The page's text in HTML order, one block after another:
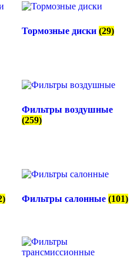
Тормозные диски (29)
Фильтры воздушные
(259)
Фильтры салонные (101)